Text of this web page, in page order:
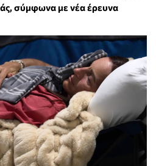
σύμφωνα με νέα έρευνα